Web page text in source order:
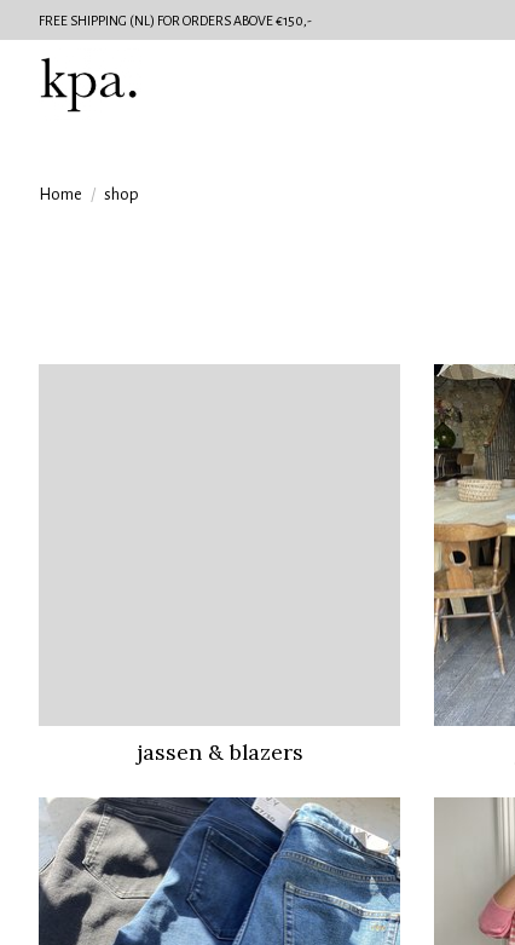
FREE SHIPPING (NL) FOR ORDERS ABOVE €150,-
Home / shop
jassen & blazers